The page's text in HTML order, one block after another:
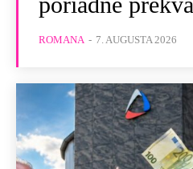
ROMANA - 7. AUGUSTA 2026